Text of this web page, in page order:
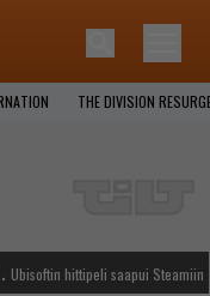
THE DIVISION
Ubisoftin hittipeli saapui Steamiin